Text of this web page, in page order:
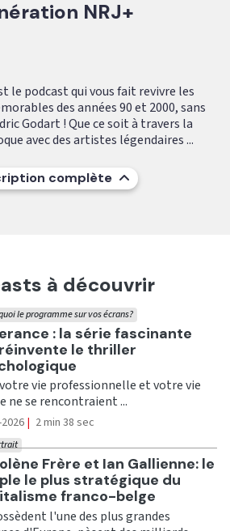
NRJ+
le podcast qui vous fait revivre les
des années 90 et 2000, sans
Godart ! Que ce soit à travers la
avec des artistes légendaires ...
complète
à découvrir
: la série fascinante
le thriller
le programme sur vos écrans?
vie professionnelle et votre vie
ne se rencontraient ...
| 2 min 38 sec
Frère et Ian Gallienne: le
le plus stratégique du
franco-belge
l'une des plus grandes